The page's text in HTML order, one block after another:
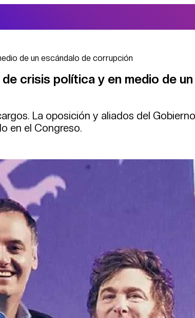
de un escándalo de corrupción
crisis política y en medio de un
La oposición y aliados del Gobierno
en el Congreso.